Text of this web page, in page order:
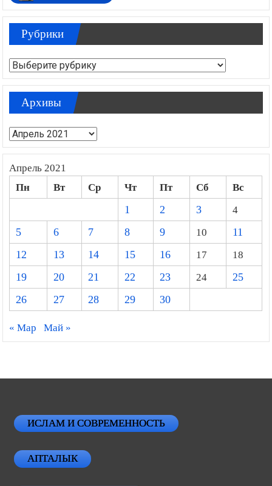
Рубрики
Рубрики
Архивы
Архивы
Апрель 2021
Пн Вт Ср Чт Пт Сб
Вс
1
2 3
4
5
6 7 8 9 10
11
12
13 14 15 16 17
18
19
20 21 22 23 24
25
26
27 28 29 30
« Мар Май »
ИСЛАМ И СОВРЕМЕННОСТЬ
АПТАЛЫК